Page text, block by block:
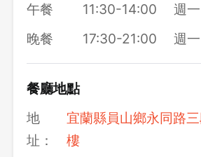
午餐
11:30-14:00
週
晚餐
17:30-21:00 週
餐廳地點
地
址：
宜蘭縣員山鄉永同路
樓
確定要登出嗎？